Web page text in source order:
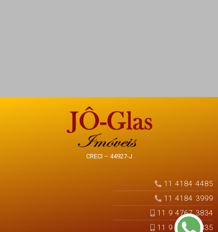
CRECI – 44927-J
11 4184 4485
11 4184 3999
11 9 4767 3834
11 9 4767 3835